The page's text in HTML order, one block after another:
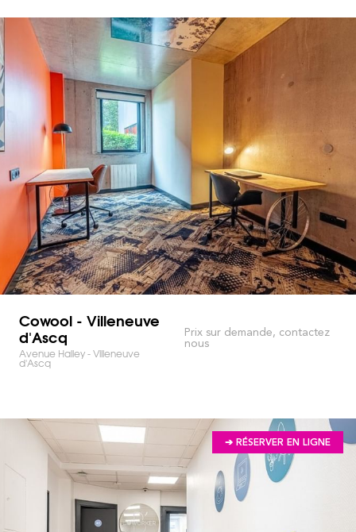
Cowool - Villeneuve
d'Ascq
Avenue Halley - Villeneuve
d'Ascq
Prix sur demande, contactez
nous
➔ RÉSERVER EN LIGNE